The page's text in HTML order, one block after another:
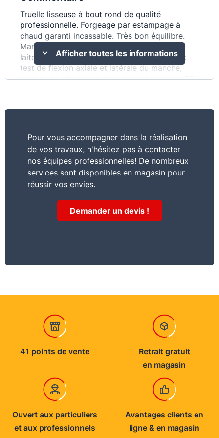
Truelle lisseuse à bout rond de qualité
professionnelle. Forgeage par estampage à
chaud garanti incassable. Très bon équilibre.
Manche vernis en bois avec virole en acier
laitonné. Test de contrôle qualité validé avec
test de flexion axiale et latérale du manche,
mesure de l'épaisseur de la lame. Longueur: 22
Afficher toutes les informations
Pour vous accompagner dans la réalisation
de vos travaux, n'hésitez pas à contacter
nos équipes professionnelles! De nombreux
services sont disponibles en magasin pour
réussir vos envies.
Demander un devis !
41 points de vente
Retrait gratuit
en magasin
Ouvert aux particuliers
et aux professionnels
Avantages clients en
ligne & en magasin